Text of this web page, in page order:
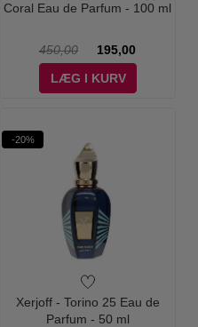
Coral Eau de Parfum - 100 ml
450,00
195,00
LÆG I KURV
-20%
Xerjoff - Torino 25 Eau de
Parfum - 50 ml